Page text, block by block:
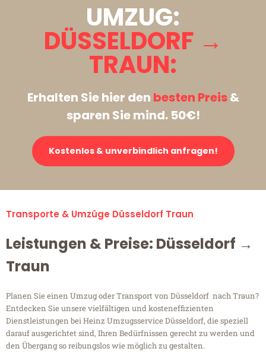
UMZUG:
DÜSSELDORF →
TRAUN:
Erhalten Sie hier den besten Preis&
sparen Sie mind. 50€!
Kostenlos & unverbindlich anfragen!
Transporte & Umzüge Düsseldorf Traun
Leistungen & Preise: Düsseldorf →
Traun
Planen Sie einen Umzug oder Transport von Düsseldorf nach Traun?
Entdecken Sie unsere vielfältigen und kosteneffizienten
Dienstleistungen bei Heinz Umzugsservice Düsseldorf, die speziell
darauf ausgerichtet sind, Ihren Bedürfnissen gerecht zu werden und
den Übergang so reibungslos wie möglich zu gestalten.